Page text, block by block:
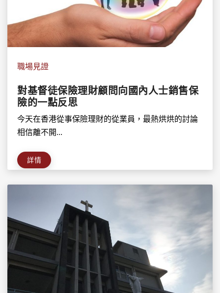
職場見證
對基督徒保險理財顧問向國內人士銷售保
險的一點反思
今天在香港從事保險理財的從業員，最熱烘烘的討論
相信離不開...
詳情